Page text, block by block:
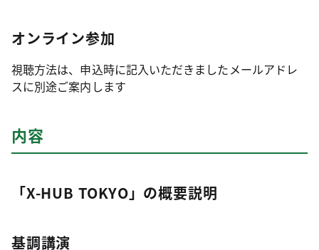
オンライン参加
視聴方法は、申込時に記入いただきましたメールアドレ
スに別途ご案内します
内容
「X-HUB TOKYO」の概要説明
基調講演